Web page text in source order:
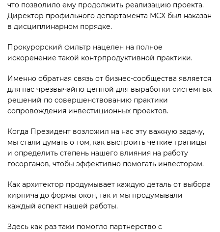
что позволило ему продолжить реа­лизацию проекта.
Директор профильного департамента МСХ был наказан
в дисциплинарном порядке.
Прокурорский фильтр нацелен на полное
искоренение такой контрпродуктивной практики.
Именно обратная связь от бизнес-сообщества является
для нас чрезвычайно ценной для выработки системных
решений по совершенствованию практики
сопровождения инвестиционных проектов.
Когда Президент возложил на нас эту важную задачу,
мы стали думать о том, как выстроить четкие границы
и определить степень нашего влияния на работу
госорганов, чтобы эффективно помогать инвесторам.
Как архитектор продумывает каждую деталь от выбора
кирпича до формы окон, так и мы продумывали
каждый аспект нашей работы.
Здесь как раз таки помогло партнерство с